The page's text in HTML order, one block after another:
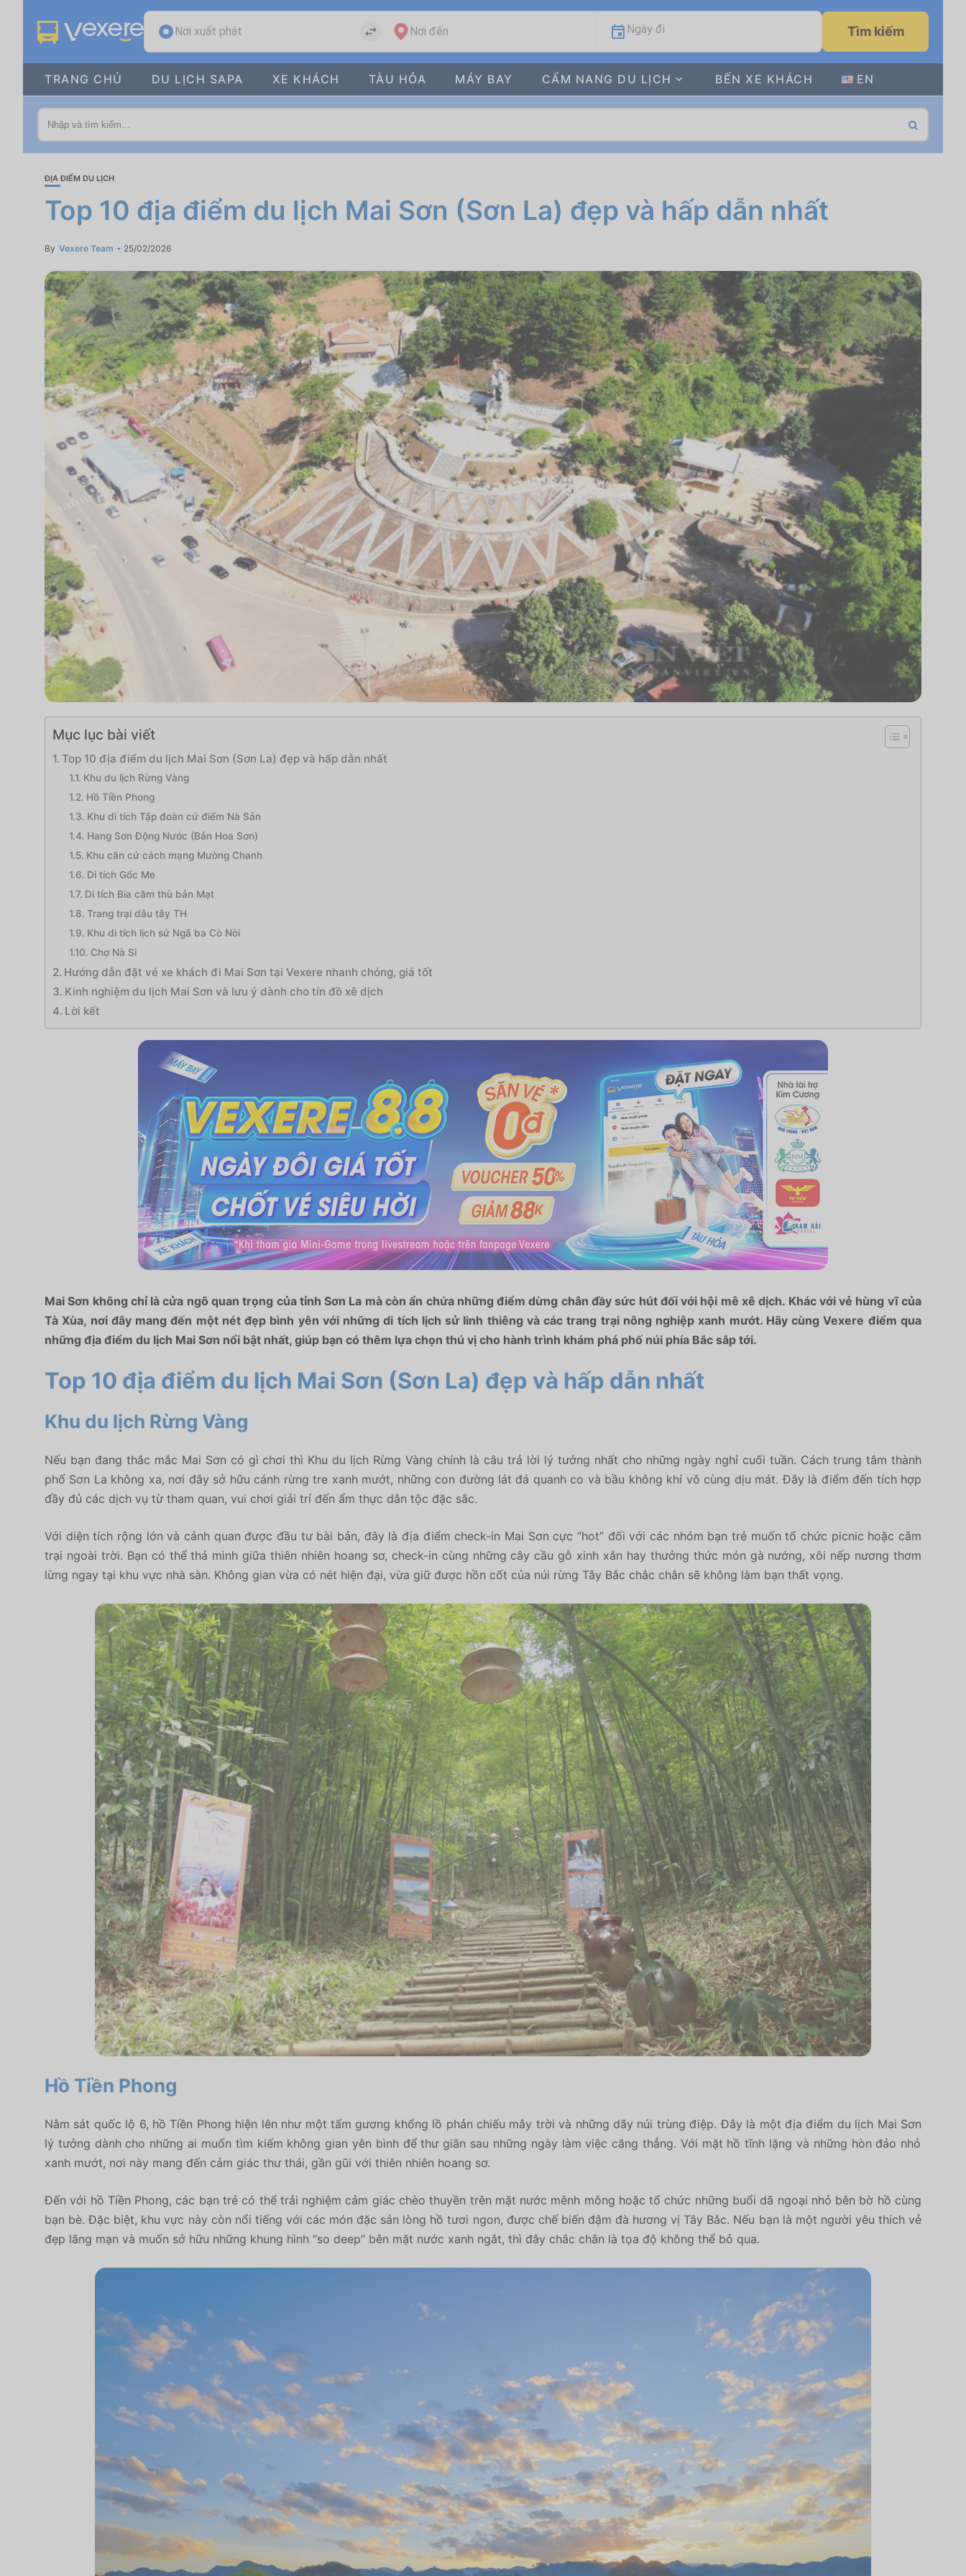
Nơi xuất phát Nơi đến Ngày đi Tìm kiếm
TRANG CHỦ DU LỊCH SAPA XE KHÁCH TÀU HỎA MÁY BAY CẨM NANG DU LỊCH BẾN XE KHÁCH EN
ĐỊA ĐIỂM DU LỊCH
Top 10 địa điểm du lịch Mai Sơn (Sơn La) đẹp và hấp dẫn nhất
By Vexere Team 25/02/2026
Mục lục bài viết
Top 10 địa điểm du lịch Mai Sơn (Sơn La) đẹp và hấp dẫn nhất
Khu du lịch Rừng Vàng
Hồ Tiền Phong
Khu di tích Tập đoàn cứ điểm Nà Sản
Hang Sơn Động Nước (Bản Hoa Sơn)
Khu căn cứ cách mạng Mường Chanh
Di tích Gốc Me
Di tích Bia căm thù bản Mạt
Trang trại dâu tây TH
Khu di tích lịch sử Ngã ba Cò Nòi
Chợ Nà Si
Hướng dẫn đặt vé xe khách đi Mai Sơn tại Vexere nhanh chóng, giá tốt
Kinh nghiệm du lịch Mai Sơn và lưu ý dành cho tín đồ xê dịch
Lời kết
Mai Sơn không chỉ là cửa ngõ quan trọng của tỉnh Sơn La mà còn ẩn chứa những điểm dừng chân đầy sức hút đối với hội mê xê dịch. Khác với vẻ hùng vĩ của
Tà Xùa, nơi đây mang đến một nét đẹp bình yên với những di tích lịch sử linh thiêng và các trang trại nông nghiệp xanh mướt.Hãy cùng Vexere điểm qua
những địa điểm du lịch Mai Sơn nổi bật nhất, giúp bạn có thêm lựa chọn thú vị cho hành trình khám phá phố núi phía Bắc sắp tới.
Top 10 địa điểm du lịch Mai Sơn (Sơn La) đẹp và hấp dẫn nhất
Khu du lịch Rừng Vàng
Nếu bạn đang thắc mắc Mai Sơn có gì chơi thì Khu du lịch Rừng Vàng chính là câu trả lời lý tưởng nhất cho những ngày nghỉ cuối tuần. Cách trung tâm thành
phố Sơn La không xa, nơi đây sở hữu cánh rừng tre xanh mướt, những con đường lát đá quanh co và bầu không khí vô cùng dịu mát. Đây là điểm đến tích hợp
đầy đủ các dịch vụ từ tham quan, vui chơi giải trí đến ẩm thực dân tộc đặc sắc.
Với diện tích rộng lớn và cảnh quan được đầu tư bài bản, đây là địa điểm check-in Mai Sơn cực “hot” đối với các nhóm bạn trẻ muốn tổ chức picnic hoặc cắm
trại ngoài trời. Bạn có thể thả mình giữa thiên nhiên hoang sơ, check-in cùng những cây cầu gỗ xinh xắn hay thưởng thức món gà nướng, xôi nếp nương thơm
lừng ngay tại khu vực nhà sàn. Không gian vừa có nét hiện đại, vừa giữ được hồn cốt của núi rừng Tây Bắc chắc chắn sẽ không làm bạn thất vọng.
Hồ Tiền Phong
Nằm sát quốc lộ 6, hồ Tiền Phong hiện lên như một tấm gương khổng lồ phản chiếu mây trời và những dãy núi trùng điệp. Đây là một địa điểm du lịch Mai Sơn
lý tưởng dành cho những ai muốn tìm kiếm không gian yên bình để thư giãn sau những ngày làm việc căng thẳng. Với mặt hồ tĩnh lặng và những hòn đảo nhỏ
xanh mướt, nơi này mang đến cảm giác thư thái, gần gũi với thiên nhiên hoang sơ.
Đến với hồ Tiền Phong, các bạn trẻ có thể trải nghiệm cảm giác chèo thuyền trên mặt nước mênh mông hoặc tổ chức những buổi dã ngoại nhỏ bên bờ hồ cùng
bạn bè. Đặc biệt, khu vực này còn nổi tiếng với các món đặc sản lòng hồ tươi ngon, được chế biến đậm đà hương vị Tây Bắc. Nếu bạn là một người yêu thích vẻ
đẹp lãng mạn và muốn sở hữu những khung hình “so deep” bên mặt nước xanh ngắt, thì đây chắc chắn là tọa độ không thể bỏ qua.